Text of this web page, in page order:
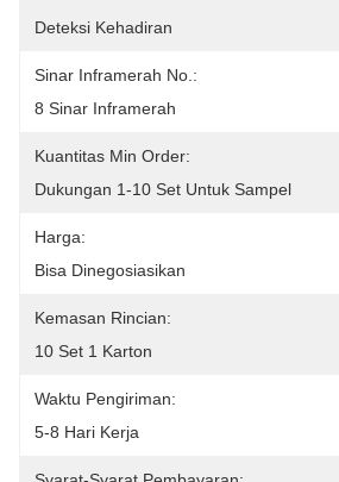
Deteksi Kehadiran
Sinar Inframerah No.:
8 Sinar Inframerah
Kuantitas Min Order:
Dukungan 1-10 Set Untuk Sampel
Harga:
Bisa Dinegosiasikan
Kemasan Rincian:
10 Set 1 Karton
Waktu Pengiriman:
5-8 Hari Kerja